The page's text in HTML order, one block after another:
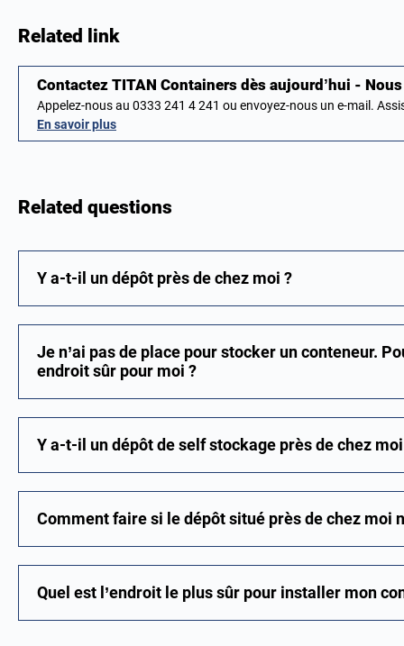
Related link
Contactez TITAN Containers dès aujourd’hui -
Appelez-nous au 0333 241 4 241 ou envoyez-nous un e-mail.
En savoir plus
Related questions
Y a-t-il un dépôt près de chez moi ?
Je n’ai pas de place pour stocker un conteneur.
endroit sûr pour moi ?
Y a-t-il un dépôt de self stockage près de chez
Comment faire si le dépôt situé près de chez moi
Quel est l’endroit le plus sûr pour installer mon